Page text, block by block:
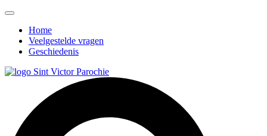
Home
Veelgestelde vragen
Geschiedenis